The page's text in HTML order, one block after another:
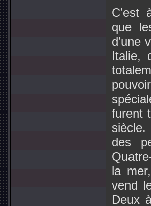
C’est
que
d’une
Italie,
furent
des
la
vend
Deux